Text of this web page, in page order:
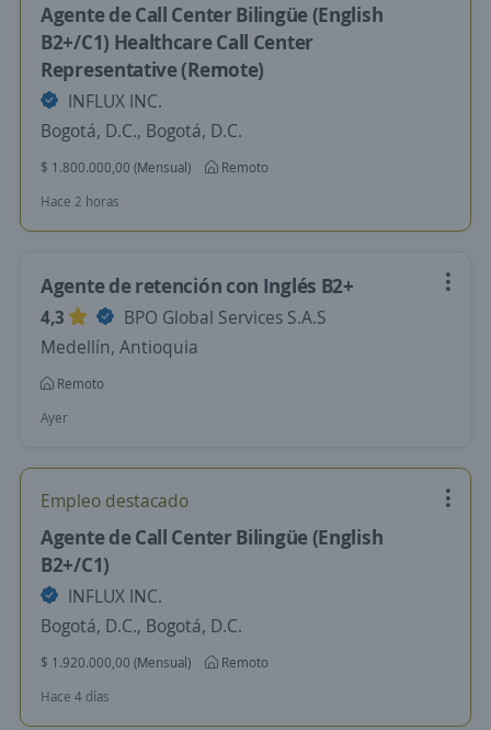
Agente de Call Center Bilingüe (English
B2+/C1) Healthcare Call Center
Representative (Remote)
INFLUX INC.
Bogotá, D.C., Bogotá, D.C.
$ 1.800.000,00 (Mensual)
Remoto
Hace 2 horas
Agente de retención con Inglés B2+
4,3
BPO Global Services S.A.S
Medellín, Antioquia
Remoto
Ayer
Empleo destacado
Agente de Call Center Bilingüe (English
B2+/C1)
INFLUX INC.
Bogotá, D.C., Bogotá, D.C.
$ 1.920.000,00 (Mensual)
Remoto
Hace 4 días